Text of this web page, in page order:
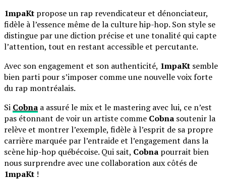
1mpaKt propose un rap revendicateur et dénonciateur,
fidèle à l’essence même de la culture hip-hop. Son style se
distingue par une diction précise et une tonalité qui capte
l’attention, tout en restant accessible et percutante.
Avec son engagement et son authenticité, 1mpaKt semble
bien parti pour s’imposer comme une nouvelle voix forte
du rap montréalais.
Si Cobna a assuré le mix et le mastering avec lui, ce n’est
pas étonnant de voir un artiste comme Cobna soutenir la
relève et montrer l’exemple, fidèle à l’esprit de sa propre
carrière marquée par l’entraide et l’engagement dans la
scène hip-hop québécoise. Qui sait, Cobna pourrait bien
nous surprendre avec une collaboration aux côtés de
1mpaKt !